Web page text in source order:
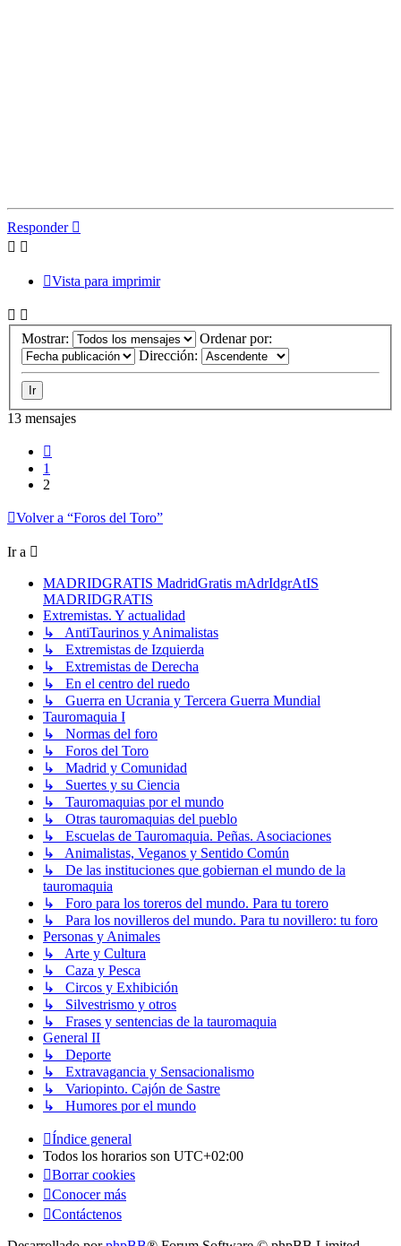
Responder
Vista para imprimir
Mostrar:
Ordenar por:
Dirección:
13 mensajes
1
2
Volver a “Foros del Toro”
Ir a
MADRIDGRATIS MadridGratis mAdrIdgrAtIS
MADRIDGRATIS
Extremistas. Y actualidad
↳ AntiTaurinos y Animalistas
↳ Extremistas de Izquierda
↳ Extremistas de Derecha
↳ En el centro del ruedo
↳ Guerra en Ucrania y Tercera Guerra Mundial
Tauromaquia I
↳ Normas del foro
↳ Foros del Toro
↳ Madrid y Comunidad
↳ Suertes y su Ciencia
↳ Tauromaquias por el mundo
↳ Otras tauromaquias del pueblo
↳ Escuelas de Tauromaquia. Peñas. Asociaciones
↳ Animalistas, Veganos y Sentido Común
↳ De las instituciones que gobiernan el mundo de la
tauromaquia
↳ Foro para los toreros del mundo. Para tu torero
↳ Para los novilleros del mundo. Para tu novillero: tu foro
Personas y Animales
↳ Arte y Cultura
↳ Caza y Pesca
↳ Circos y Exhibición
↳ Silvestrismo y otros
↳ Frases y sentencias de la tauromaquia
General II
↳ Deporte
↳ Extravagancia y Sensacionalismo
↳ Variopinto. Cajón de Sastre
↳ Humores por el mundo
Índice general
Todos los horarios son UTC+02:00
Borrar cookies
Conocer más
Contáctenos